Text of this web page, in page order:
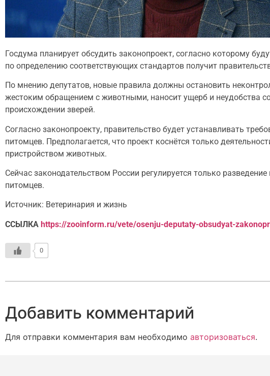
Госдума планирует обсудить законопроект, согласно которому
по определению соответствующих стандартов получит
По мнению депутатов, новые правила должны остановить
жестоким обращением с животными, наносит ущерб и неудобства
происхождении зверей.
Согласно законопроекту, правительство будет устанавливать
питомцев. Предполагается, что проект коснётся только
пристройством животных.
Сейчас законодательством России регулируется только
питомцев.
Источник: Ветеринария и жизнь
ССЫЛКА https://zooinform.ru/vete/osenju-deputaty-obsudyat-
0
Добавить комментарий
Для отправки комментария вам необходимо авторизоваться.